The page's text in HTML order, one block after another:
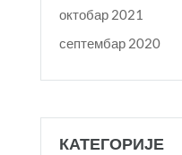
октобар 2021
септембар 2020
КАТЕГОРИЈЕ